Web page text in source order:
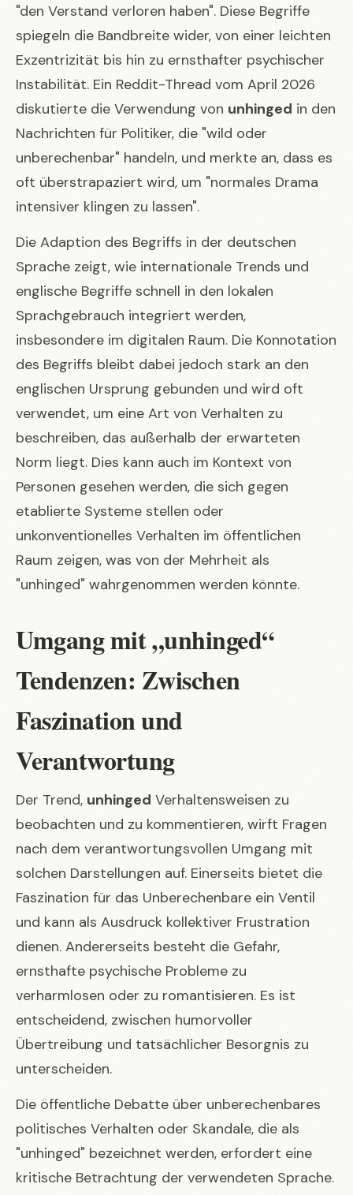
"den Verstand verloren haben". Diese Begriffe
spiegeln die Bandbreite wider, von einer leichten
Exzentrizität bis hin zu ernsthafter psychischer
Instabilität. Ein Reddit-Thread vom April 2026
diskutierte die Verwendung von unhinged in den
Nachrichten für Politiker, die "wild oder
unberechenbar" handeln, und merkte an, dass es
oft überstrapaziert wird, um "normales Drama
intensiver klingen zu lassen".
Die Adaption des Begriffs in der deutschen
Sprache zeigt, wie internationale Trends und
englische Begriffe schnell in den lokalen
Sprachgebrauch integriert werden,
insbesondere im digitalen Raum. Die Konnotation
des Begriffs bleibt dabei jedoch stark an den
englischen Ursprung gebunden und wird oft
verwendet, um eine Art von Verhalten zu
beschreiben, das außerhalb der erwarteten
Norm liegt. Dies kann auch im Kontext von
Personen gesehen werden, die sich gegen
etablierte Systeme stellen oder
unkonventionelles Verhalten im öffentlichen
Raum zeigen, was von der Mehrheit als
"unhinged" wahrgenommen werden könnte.
Umgang mit „unhinged“
Tendenzen: Zwischen
Faszination und
Verantwortung
Der Trend, unhinged Verhaltensweisen zu
beobachten und zu kommentieren, wirft Fragen
nach dem verantwortungsvollen Umgang mit
solchen Darstellungen auf. Einerseits bietet die
Faszination für das Unberechenbare ein Ventil
und kann als Ausdruck kollektiver Frustration
dienen. Andererseits besteht die Gefahr,
ernsthafte psychische Probleme zu
verharmlosen oder zu romantisieren. Es ist
entscheidend, zwischen humorvoller
Übertreibung und tatsächlicher Besorgnis zu
unterscheiden.
Die öffentliche Debatte über unberechenbares
politisches Verhalten oder Skandale, die als
"unhinged" bezeichnet werden, erfordert eine
kritische Betrachtung der verwendeten Sprache.